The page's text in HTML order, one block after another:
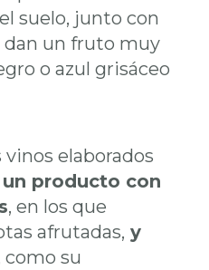
suelo, junto con
un fruto muy
o azul grisáceo
elaborados
un producto con
, en los que
afrutadas, y
como su